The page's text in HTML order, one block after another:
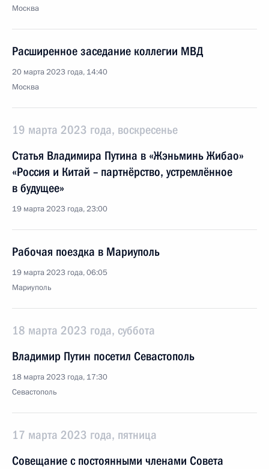
Москва
Расширенное заседание коллегии МВД
20 марта 2023 года, 14:40
Москва
19 марта 2023 года, воскресенье
Статья Владимира Путина в «Жэньминь Жибао»
«Россия и Китай – партнёрство, устремлённое
в будущее»
19 марта 2023 года, 23:00
Рабочая поездка в Мариуполь
19 марта 2023 года, 06:05
Мариуполь
18 марта 2023 года, суббота
Владимир Путин посетил Севастополь
18 марта 2023 года, 17:30
Севастополь
17 марта 2023 года, пятница
Совещание с постоянными членами Совета